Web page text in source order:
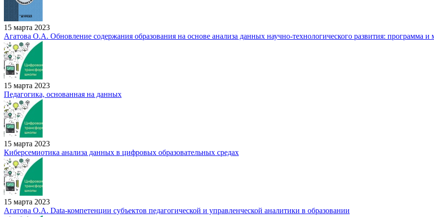
15 марта 2023
Агатова О.А. Обновление содержания образования на основе анализа данных научно-технологического развития: программа и
15 марта 2023
Педагогика, основанная на данных
15 марта 2023
Киберсемиотика анализа данных в цифровых образовательных средах
15 марта 2023
Агатова О.А. Data-компетенции субъектов педагогической и управленческой аналитики в образовании